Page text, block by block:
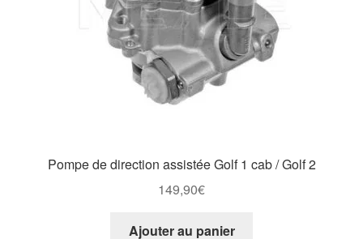
Pompe de direction assistée Golf 1 cab / Golf 2
149,90€
Ajouter au panier